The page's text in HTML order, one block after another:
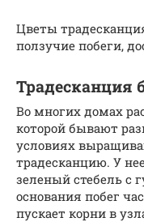
Цветы
ползучие побеги,
Традесканция
Во многих домах
которой бывают
условиях
традесканцию. У
зеленый стебель с
основания побег
пускает корни в